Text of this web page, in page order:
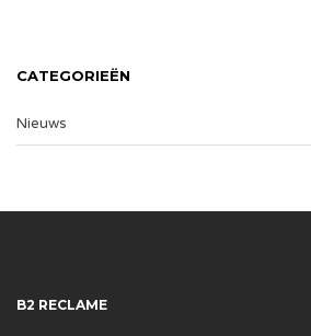
CATEGORIEËN
Nieuws
B2 RECLAME